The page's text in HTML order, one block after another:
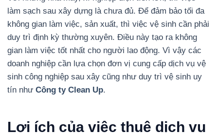
làm sạch sau xây dựng là chưa đủ. Để đảm bảo tối đa
không gian làm việc, sản xuất, thì việc vệ sinh cần phải
duy trì định kỳ thường xuyên. Điều này tạo ra không
gian làm việc tốt nhất cho người lao động. Vì vậy các
doanh nghiệp cần lựa chọn đơn vị cung cấp dịch vụ vệ
sinh công nghiệp sau xây cũng như duy trì vệ sinh uy
tín như Công ty Clean Up.
Lợi ích của việc thuê dịch vụ